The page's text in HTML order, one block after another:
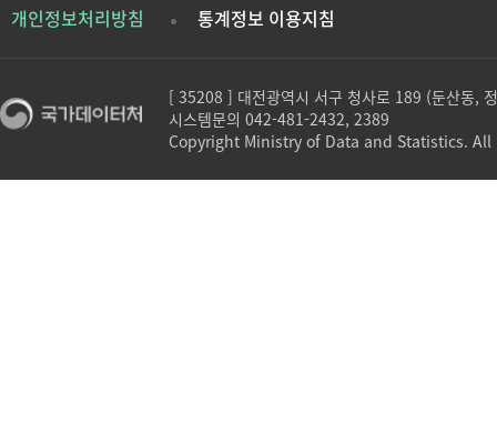
개인정보처리방침 통계정보 이용지침
[ 35208 ] 대전광역시 서구 청사로 189 (둔산동,
시스템문의 042-481-2432, 2389
Copyright Ministry of Data and Statistics.